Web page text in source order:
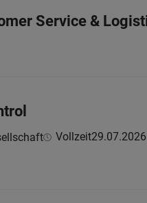
Service &
Vollzeit29.07.2026